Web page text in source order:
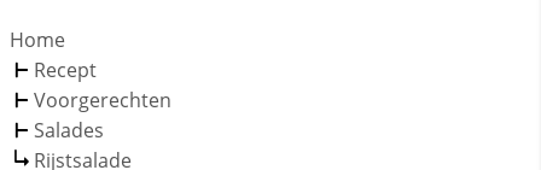
Home
Recept
Voorgerechten
Salades
Rijstsalade